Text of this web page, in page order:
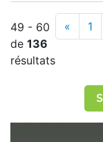
49 - 60
de 136
résultats
« 1